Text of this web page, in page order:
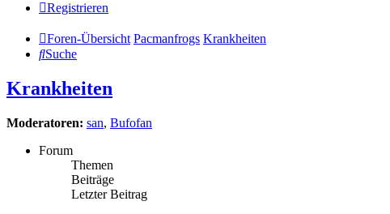
Registrieren
Foren-Übersicht Pacmanfrogs Krankheiten
Suche
Krankheiten
Moderatoren: san, Bufofan
Forum
Themen
Beiträge
Letzter Beitrag